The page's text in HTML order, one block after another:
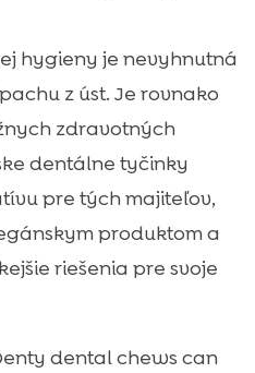
hygieny je nevyhnutná
z úst. Je rovnako
zdravotných
dentálne tyčinky
pre tých majiteľov,
produktom a
riešenia pre svoje
dental chews can